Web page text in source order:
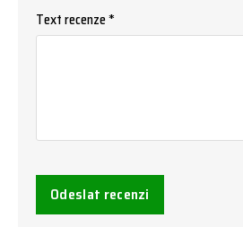
Text recenze *
Odeslat recenzi